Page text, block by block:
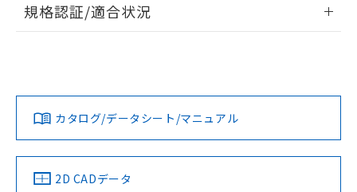
ログイン/会員登録
ダウンロードデータをご利用いただく前に、以下を必ずお読
みください。
ソフトウェアの使用条件
EU RoHS 注意事項・凡例
対応済み
中国 RoHS 注意事項・凡例
規格認証/適合状況
カタログ/データシート/マニュアル
2D CADデータ